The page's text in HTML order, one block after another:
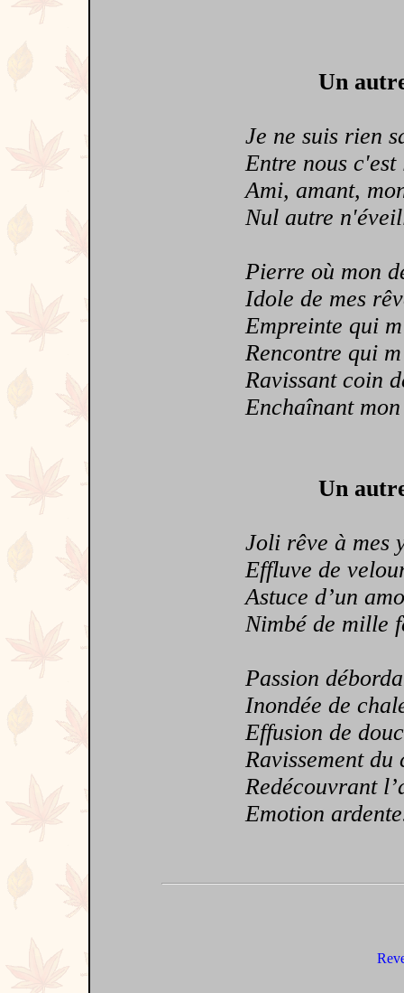
Un
Je ne suis rien
Entre nous c'est
Ami, amant,
Nul autre
Pierre où mon
Idole de mes
Empreinte qui
Rencontre qui
Ravissant coin
Enchaînant mon
Un
Joli rêve à mes
Effluve de
Astuce d’un
Nimbé de mille
Passion
Inondée de
Effusion de
Ravissement du
Redécouvrant
Emotion